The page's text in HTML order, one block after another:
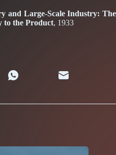
and Large-Scale Industry: The
to the Product, 1933